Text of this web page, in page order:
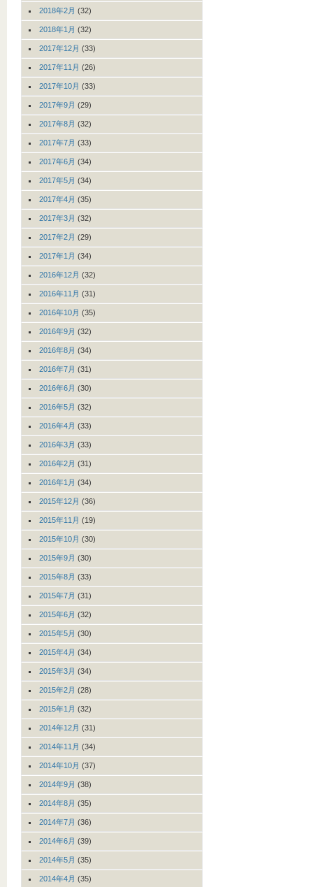
2018年2月 (32)
2018年1月 (32)
2017年12月 (33)
2017年11月 (26)
2017年10月 (33)
2017年9月 (29)
2017年8月 (32)
2017年7月 (33)
2017年6月 (34)
2017年5月 (34)
2017年4月 (35)
2017年3月 (32)
2017年2月 (29)
2017年1月 (34)
2016年12月 (32)
2016年11月 (31)
2016年10月 (35)
2016年9月 (32)
2016年8月 (34)
2016年7月 (31)
2016年6月 (30)
2016年5月 (32)
2016年4月 (33)
2016年3月 (33)
2016年2月 (31)
2016年1月 (34)
2015年12月 (36)
2015年11月 (19)
2015年10月 (30)
2015年9月 (30)
2015年8月 (33)
2015年7月 (31)
2015年6月 (32)
2015年5月 (30)
2015年4月 (34)
2015年3月 (34)
2015年2月 (28)
2015年1月 (32)
2014年12月 (31)
2014年11月 (34)
2014年10月 (37)
2014年9月 (38)
2014年8月 (35)
2014年7月 (36)
2014年6月 (39)
2014年5月 (35)
2014年4月 (35)